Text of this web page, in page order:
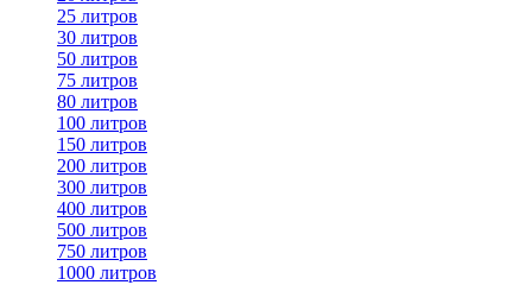
25 литров
30 литров
50 литров
75 литров
80 литров
100 литров
150 литров
200 литров
300 литров
400 литров
500 литров
750 литров
1000 литров